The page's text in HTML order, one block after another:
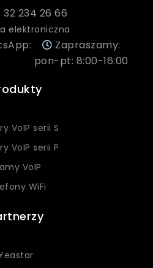
32 234 26 66
elektroniczna
Zapraszamy:
pon-pt: 8:00-16:00
VoIP serii S
VoIP serii P
VoIP
WiFi